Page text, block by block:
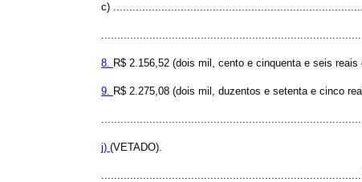
c) ..............................................................................
8. R$ 2.156,52 (dois mil, cento e cinquenta e seis
9. R$ 2.275,08 (dois mil, duzentos e setenta e cinco
j) (VETADO).